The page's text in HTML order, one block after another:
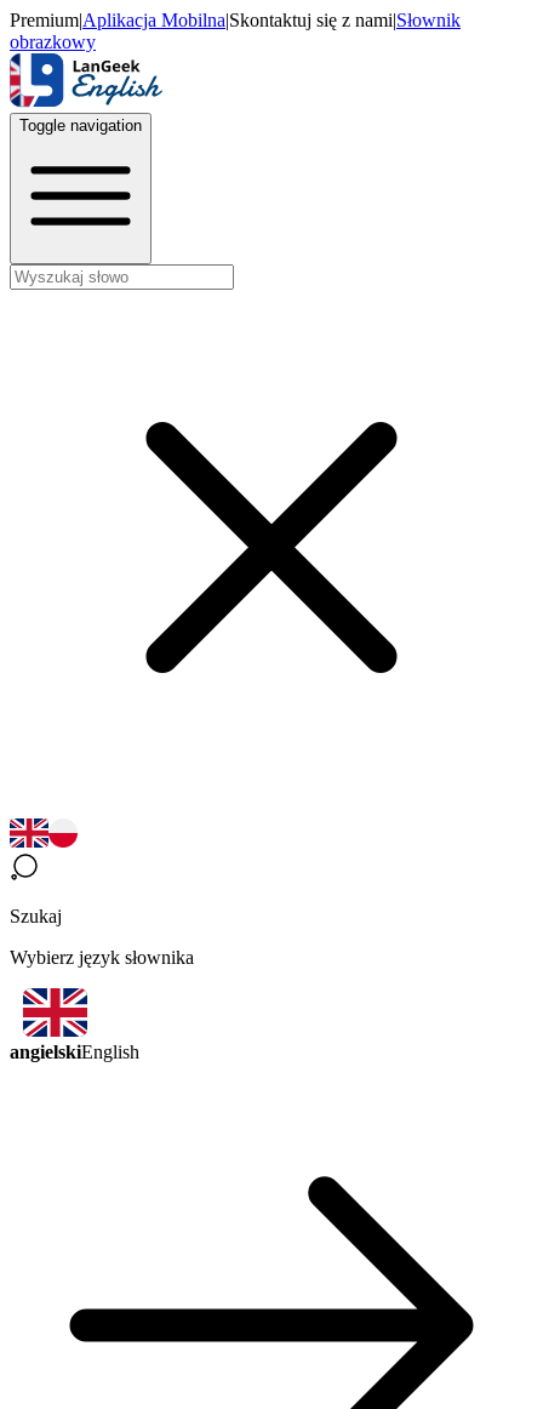
Premium|Aplikacja Mobilna|Skontaktuj się z nami|Słownik
obrazkowy
Toggle navigation
Szukaj
Wybierz język słownika
angielskiEnglish